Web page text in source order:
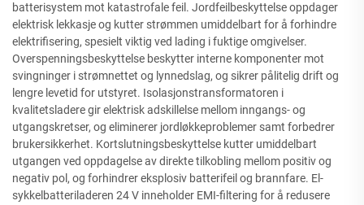
batterisystem mot katastrofale feil. Jordfeilbeskyttelse oppdager
elektrisk lekkasje og kutter strømmen umiddelbart for å forhindre
elektrifisering, spesielt viktig ved lading i fuktige omgivelser.
Overspenningsbeskyttelse beskytter interne komponenter mot
svingninger i strømnettet og lynnedslag, og sikrer pålitelig drift og
lengre levetid for utstyret. Isolasjonstransformatoren i
kvalitetsladere gir elektrisk adskillelse mellom inngangs- og
utgangskretser, og eliminerer jordløkkeproblemer samt forbedrer
brukersikkerhet. Kortslutningsbeskyttelse kutter umiddelbart
utgangen ved oppdagelse av direkte tilkobling mellom positiv og
negativ pol, og forhindrer eksplosiv batterifeil og brannfare. El-
sykkelbatteriladeren 24 V inneholder EMI-filtering for å redusere